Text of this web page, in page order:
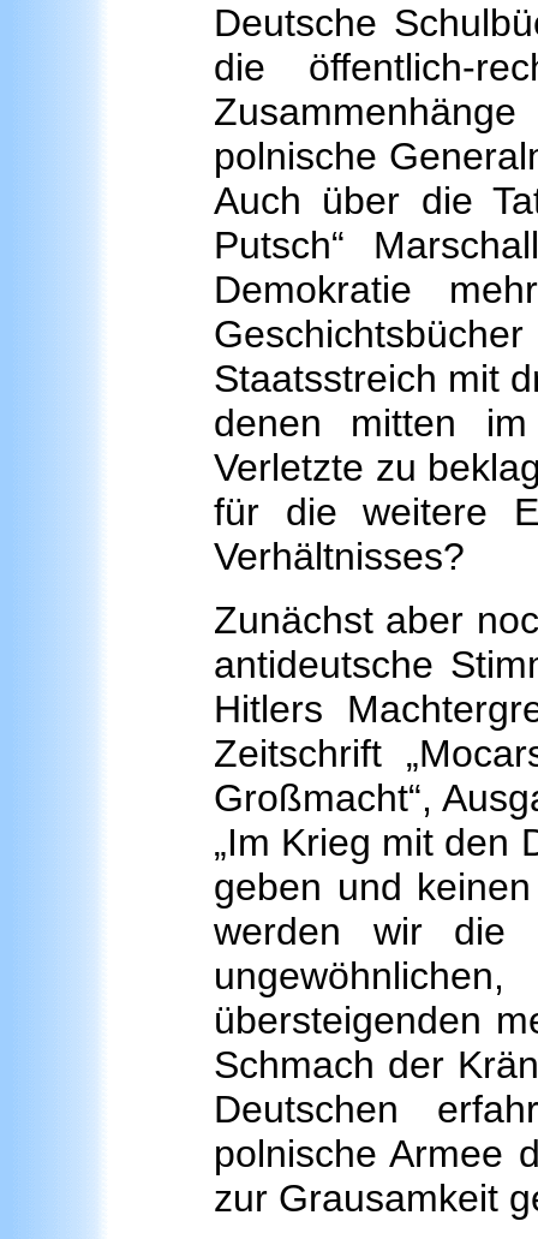
Deutsche
die öffentlich-
polnische
Auch über die
Putsch“
Demokratie
Staatsstreich mit
denen mitten
Verletzte zu
für die weitere
Verhältnisses?
Zunächst aber
antideutsche
Hitlers
Zeitschrift
Großmacht“,
„Im Krieg mit den
geben und
werden wir die
übersteigenden
Schmach der
Deutschen
polnische Armee
zur Grausamkeit